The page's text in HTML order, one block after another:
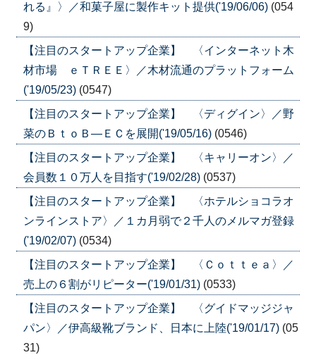
れる』〉／和菓子屋に製作キット提供('19/06/06) (054
9)
【注目のスタートアップ企業】 〈インターネット木
材市場 ｅＴＲＥＥ〉／木材流通のプラットフォーム
('19/05/23) (0547)
【注目のスタートアップ企業】 〈ディグイン〉／野
菜のＢｔｏＢ―ＥＣを展開('19/05/16) (0546)
【注目のスタートアップ企業】 〈キャリーオン〉／
会員数１０万人を目指す('19/02/28) (0537)
【注目のスタートアップ企業】 〈ホテルショコラオ
ンラインストア〉／１カ月弱で２千人のメルマガ登録
('19/02/07) (0534)
【注目のスタートアップ企業】 〈Ｃｏｔｔｅａ〉／
売上の６割がリピーター('19/01/31) (0533)
【注目のスタートアップ企業】 〈グイドマッジジャ
パン〉／伊高級靴ブランド、日本に上陸('19/01/17) (05
31)